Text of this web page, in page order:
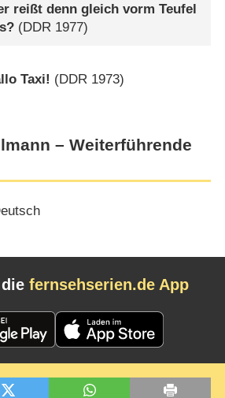
reißt denn gleich vorm Teufel
(DDR 1977)
Taxi! (DDR 1973)
– Weiterführende
fernsehserien.de App